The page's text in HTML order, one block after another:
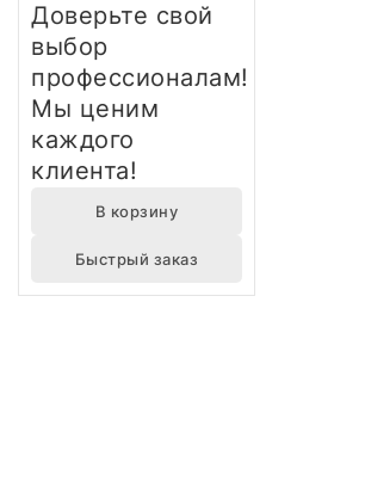
Доверьте свой
выбор
профессионалам!
Мы ценим
каждого
клиента!
В корзину
Быстрый заказ